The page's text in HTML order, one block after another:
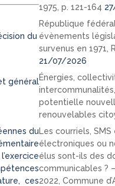
du
général
du
ces
1975, p. 121-164
République
évènements
survenus en 1971,
21/07/2026
Énergies,
potentielle
renouvelables
Les courriels,
électroniques ou
élus sont-ils des
communicables ?
2022, Commune